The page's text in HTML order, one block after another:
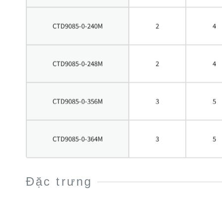
CTD9085-0-240M 2 4
CTD9085-0-248M 2 4
CTD9085-0-356M 3 5
CTD9085-0-364M 3 5
Đặc trưng